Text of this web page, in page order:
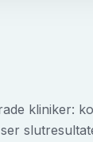
kliniker: